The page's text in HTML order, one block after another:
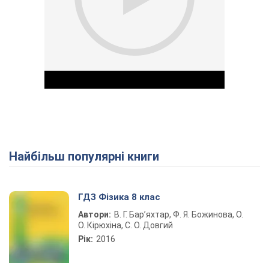
Play Video
Найбільш популярні книги
ГДЗ Фізика 8 клас
Автори: В. Г. Бар’яхтар, Ф. Я. Божинова, О.
О. Кірюхіна, С. О. Довгий
Рік: 2016